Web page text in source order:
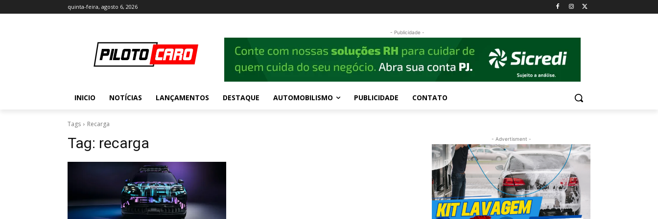
quinta-feira, agosto 6, 2026
- Publicidade -
INICIO NOTÍCIAS LANÇAMENTOS DESTAQUE AUTOMOBILISMO PUBLICIDADE CONTATO
Tags Recarga
Tag: recarga - Advertisment -